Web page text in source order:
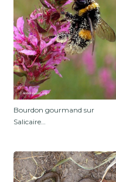
Bourdon gourmand sur
Salicaire…